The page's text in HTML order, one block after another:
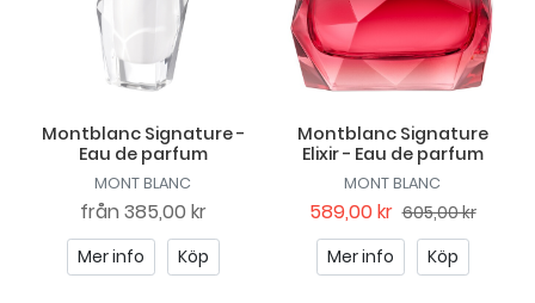
Montblanc Signature -
Eau de parfum
MONT BLANC
från 385,00 kr
Mer info Köp
Montblanc Signature
Elixir - Eau de parfum
MONT BLANC
589,00 kr 605,00 kr
Mer info
Köp